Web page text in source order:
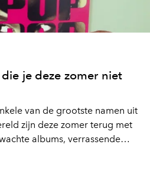
je deze zomer niet
van de grootste namen uit
zijn deze zomer terug met
albums, verrassende
nieuwe projecten: dit zijn
missen.